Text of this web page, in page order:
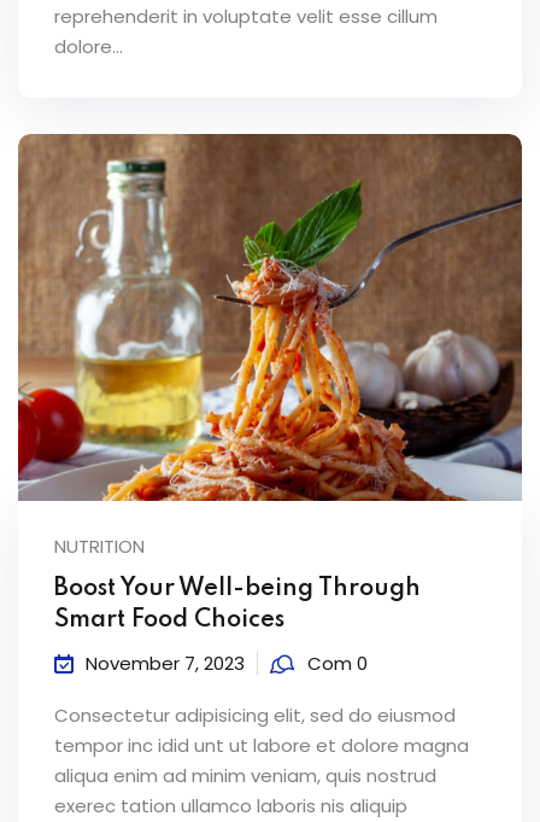
reprehenderit in voluptate velit esse cillum
dolore...
NUTRITION
Boost Your Well-being Through
Smart Food Choices
November 7, 2023 Com 0
Consectetur adipisicing elit, sed do eiusmod
tempor inc idid unt ut labore et dolore magna
aliqua enim ad minim veniam, quis nostrud
exerec tation ullamco laboris nis aliquip